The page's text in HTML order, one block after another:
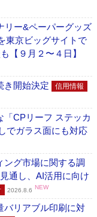
ー&ペーパーグッズ
東京ビッグサイトで
【９月２〜４日】
開始決定 信用情報
CPリーフ ステッカ
でガラス面にも対応
グ市場に関する調
通し、AI活用に向け
2026.8.6 NEW
バリアブル印刷に対